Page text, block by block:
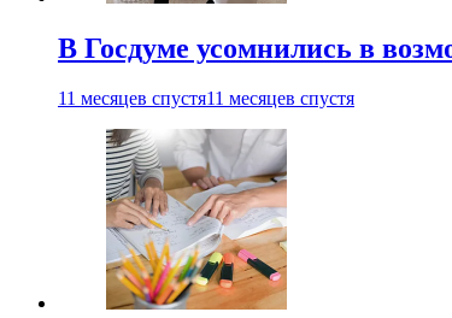
В Госдуме усомнились в
11 месяцев спустя11 месяцев спустя